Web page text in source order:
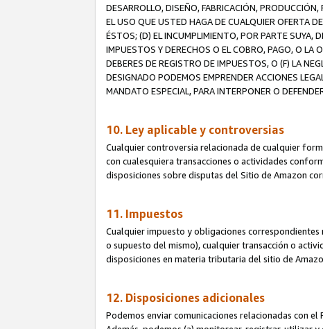
DESARROLLO, DISEÑO, FABRICACIÓN,
EL USO QUE USTED HAGA DE CUALQUIER OFERTA
ÉSTOS; (D) EL INCUMPLIMIENTO, POR PARTE SUYA,
IMPUESTOS Y DERECHOS O EL COBRO, PAGO, O LA
DEBERES DE REGISTRO DE IMPUESTOS, O (F) LA
DESIGNADO PODEMOS EMPRENDER ACCIONES
MANDATO ESPECIAL, PARA INTERPONER O
10. Ley aplicable y controversias
Cualquier controversia relacionada de cualquier
con cualesquiera transacciones o actividades
disposiciones sobre disputas del Sitio de Amazon
11. Impuestos
Cualquier impuesto y obligaciones
o supuesto del mismo), cualquier transacción o
disposiciones en materia tributaria del sitio de
12. Disposiciones adicionales
Podemos enviar comunicaciones relacionadas con